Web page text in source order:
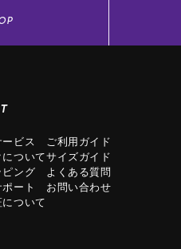
ビス
ついて
ング
ート
ついて
ご利用ガイド
サイズガイド
よくある質問
お問い合わせ